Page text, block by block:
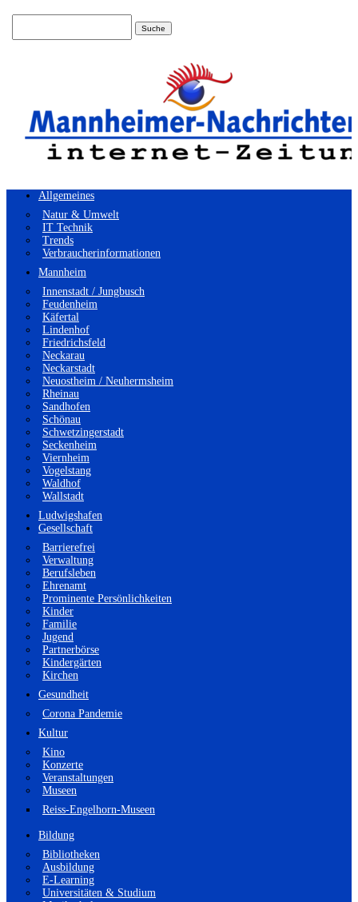
Allgemeines
Natur & Umwelt
IT Technik
Trends
Verbraucherinformationen
Mannheim
Innenstadt / Jungbusch
Feudenheim
Käfertal
Lindenhof
Friedrichsfeld
Neckarau
Neckarstadt
Neuostheim / Neuhermsheim
Rheinau
Sandhofen
Schönau
Schwetzingerstadt
Seckenheim
Viernheim
Vogelstang
Waldhof
Wallstadt
Ludwigshafen
Gesellschaft
Barrierefrei
Verwaltung
Berufsleben
Ehrenamt
Prominente Persönlichkeiten
Kinder
Familie
Jugend
Partnerbörse
Kindergärten
Kirchen
Gesundheit
Corona Pandemie
Kultur
Kino
Konzerte
Veranstaltungen
Museen
Reiss-Engelhorn-Museen
Bildung
Bibliotheken
Ausbildung
E-Learning
Universitäten & Studium